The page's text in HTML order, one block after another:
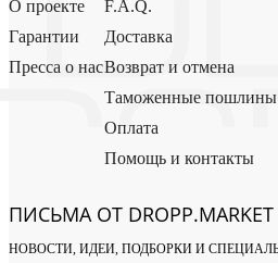
О проекте
Гарантии
Пресса о нас
F.A.Q.
Доставка
Возврат и отмена
Таможенные пошлины
Оплата
Помощь и контакты
ПИСЬМА ОТ DROPP.MARKET
НОВОСТИ, ИДЕИ, ПОДБОРКИ И